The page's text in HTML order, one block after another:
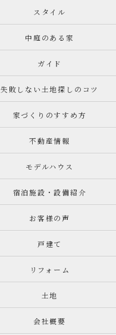
スタイル
中庭のある家
ガイド
失敗しない土地探しのコツ
家づくりのすすめ方
不動産情報
モデルハウス
宿泊施設・設備紹介
お客様の声
戸建て
リフォーム
土地
会社概要